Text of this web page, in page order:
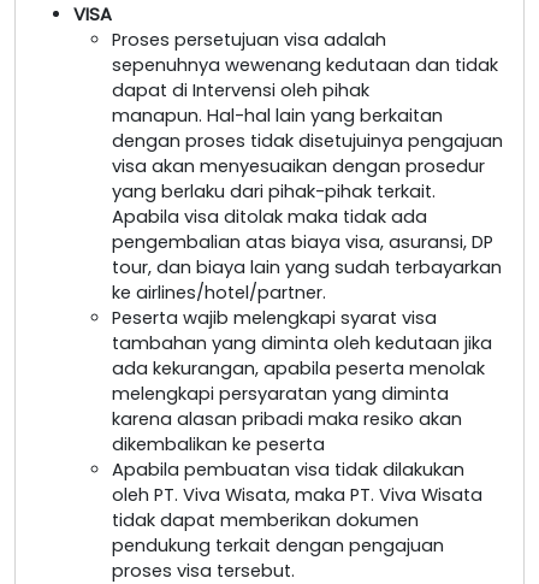
VISA
Proses persetujuan visa adalah
sepenuhnya wewenang kedutaan dan tidak
dapat di Intervensi oleh pihak
manapun. Hal-hal lain yang berkaitan
dengan proses tidak disetujuinya pengajuan
visa akan menyesuaikan dengan prosedur
yang berlaku dari pihak-pihak terkait.
Apabila visa ditolak maka tidak ada
pengembalian atas biaya visa, asuransi, DP
tour, dan biaya lain yang sudah terbayarkan
ke airlines/hotel/partner.
Peserta wajib melengkapi syarat visa
tambahan yang diminta oleh kedutaan jika
ada kekurangan, apabila peserta menolak
melengkapi persyaratan yang diminta
karena alasan pribadi maka resiko akan
dikembalikan ke peserta
Apabila pembuatan visa tidak dilakukan
oleh PT. Viva Wisata, maka PT. Viva Wisata
tidak dapat memberikan dokumen
pendukung terkait dengan pengajuan
proses visa tersebut.